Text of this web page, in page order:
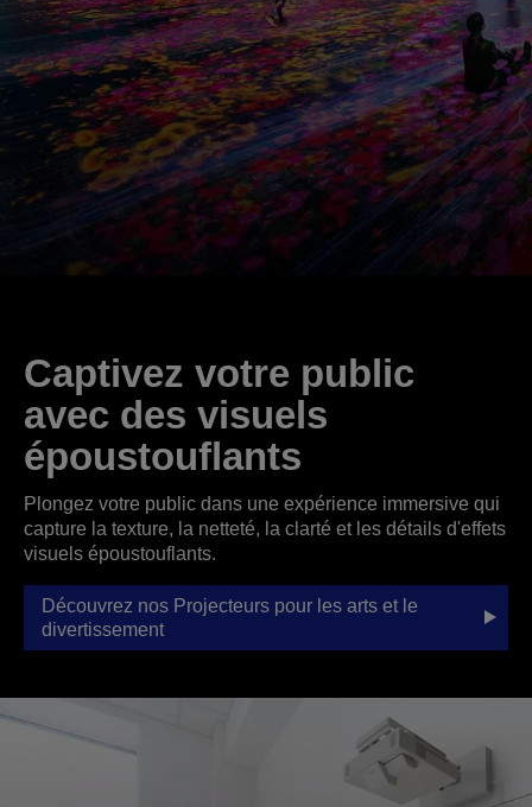
Captivez votre public
avec des visuels
époustouflants
Plongez votre public dans une expérience immersive qui
capture la texture, la netteté, la clarté et les détails d'effets
visuels époustouflants.
Découvrez nos Projecteurs pour les arts et le
divertissement